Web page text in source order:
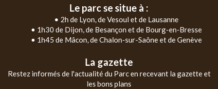
Le parc se situe à :
• 2h de Lyon, de Vesoul et de Lausanne
• 1h30 de Dijon, de Besançon et de Bourg-en-Bresse
• 1h45 de Mâcon, de Chalon-sur-Saône et de Genève
La gazette
Restez informés de l'actualité du Parc en recevant la gazette et
les bons plans